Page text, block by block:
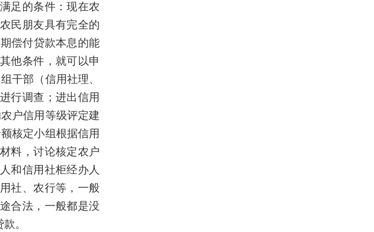
足的条件：现在农
民朋友具有完全的
偿付贷款本息的能
他条件，就可以申
干部（信用社理、
行调查；进出信用
户信用等级评定建
核定小组根据信用
料，讨论核定农户
和信用社柜经办人
社、农行等，一般
合法，一般都是没
。